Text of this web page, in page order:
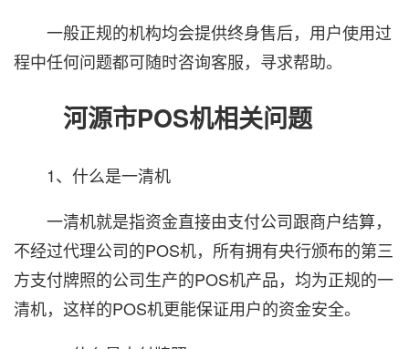
一般正规的机构均会提供终身售后，用户使用过
程中任何问题都可随时咨询客服，寻求帮助。
河源市POS机相关问题
1、什么是一清机
一清机就是指资金直接由支付公司跟商户结算，
不经过代理公司的POS机，所有拥有央行颁布的第三
方支付牌照的公司生产的POS机产品，均为正规的一
清机，这样的POS机更能保证用户的资金安全。